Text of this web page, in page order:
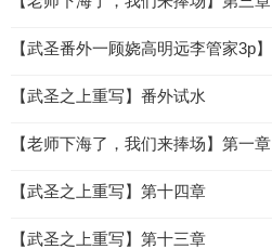
【武圣番外一顾娆高明远李管家3p】
【武圣之上重写】番外试水
【老师下海了，我们来捧场】第一章
【武圣之上重写】第十四章
【武圣之上重写】第十三章